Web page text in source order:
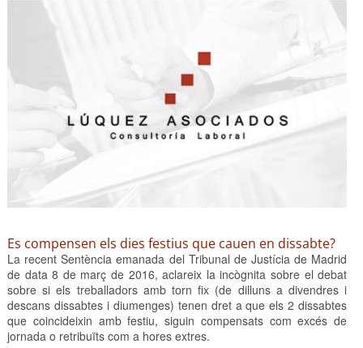
Es compensen els dies festius que cauen en dissabte?
La recent Sentència emanada del Tribunal de Justícia de Madrid
de data 8 de març de 2016, aclareix la incògnita sobre el debat
sobre si els treballadors amb torn fix (de dilluns a divendres i
descans dissabtes i diumenges) tenen dret a que els 2 dissabtes
que coincideixin amb festiu, siguin compensats com excés de
jornada o retribuïts com a hores extres.